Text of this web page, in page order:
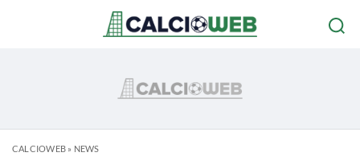
CALCIOWEB» NEWS